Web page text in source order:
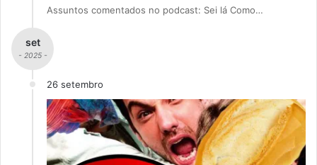
Assuntos comentados no podcast: Sei lá Como…
set
- 2025 -
26 setembro